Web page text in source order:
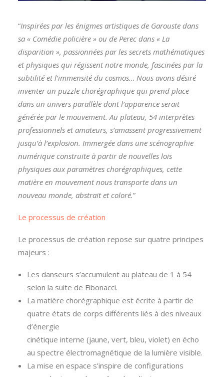
“Inspirées par les énigmes artistiques de Garouste dans
sa « Comédie policière » ou de Perec dans « La
disparition », passionnées par les secrets mathématiques
et physiques qui régissent notre monde, fascinées par la
subtilité et l’immensité du cosmos… Nous avons désiré
inventer un puzzle chorégraphique qui prend place
dans un univers parallèle dont l’apparence serait
générée par le mouvement. Au plateau, 54 interprètes
professionnels et amateurs, s’amassent progressivement
jusqu’à l’explosion. Immergée dans une scénographie
numérique construite à partir de nouvelles lois
physiques aux paramètres chorégraphiques, cette
matière en mouvement nous transporte dans un
nouveau monde, abstrait et coloré.”
Le processus de création
Le processus de création repose sur quatre principes
majeurs :
Les danseurs s’accumulent au plateau de 1 à 54
selon la suite de Fibonacci.
La matière chorégraphique est écrite à partir de
quatre états de corps différents liés à des niveaux
d’énergie
cinétique interne (jaune, vert, bleu, violet) en écho
au spectre électromagnétique de la lumière visible.
La mise en espace s’inspire de configurations